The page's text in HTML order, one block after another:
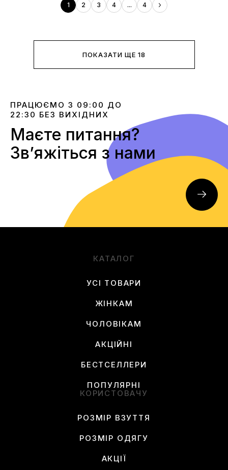
1 2 3 4 ... 4
ПОКАЗАТИ ЩЕ 18
ПРАЦЮЄМО З 09:00 ДО
22:30 БЕЗ ВИХІДНИХ
Маєте питання?
Звʼяжіться з нами
КАТАЛОГ
УСІ ТОВАРИ
ЖІНКАМ
ЧОЛОВІКАМ
АКЦІЙНІ
БЕСТСЕЛЛЕРИ
ПОПУЛЯРНІ
КОРИСТОВАЧУ
РОЗМІР ВЗУТТЯ
РОЗМІР ОДЯГУ
АКЦІЇ